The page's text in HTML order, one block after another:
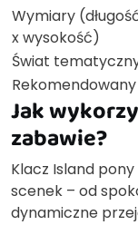
Wymiary
x wysokość)
Świat
Jak
zabawie?
Klacz Island
scenek – od
dynamiczne